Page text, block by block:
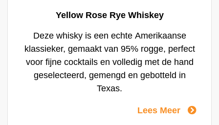
Yellow Rose Rye Whiskey
Deze whisky is een echte Amerikaanse
klassieker, gemaakt van 95% rogge, perfect
voor fijne cocktails en volledig met de hand
geselecteerd, gemengd en gebotteld in
Texas.
Lees Meer